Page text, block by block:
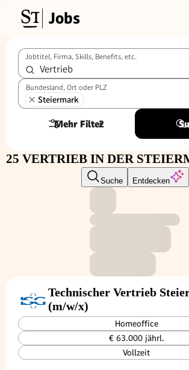
Jobs
Jobtitel, Firma, Skills, Benefits, etc.
Bundesland, Ort oder PLZ
Steiermark
Mehr Filter
2
25 VERTRIEB IN DER
Suche Entdecken
Technischer Vertrieb
(m/w/x)
Homeoffice
€ 63.000 jährl.
Vollzeit